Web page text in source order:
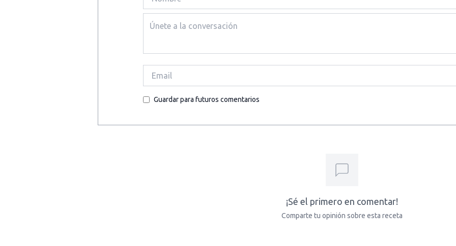
Guardar para futuros comentarios
¡Sé el primero en comentar!
Comparte tu opinión sobre esta receta